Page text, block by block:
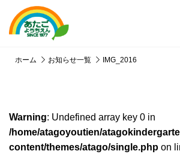
ホーム お知らせ一覧 IMG_2016
Warning: Undefined array key 0 in
/home/atagoyoutien/
content/themes/atago/single.php on